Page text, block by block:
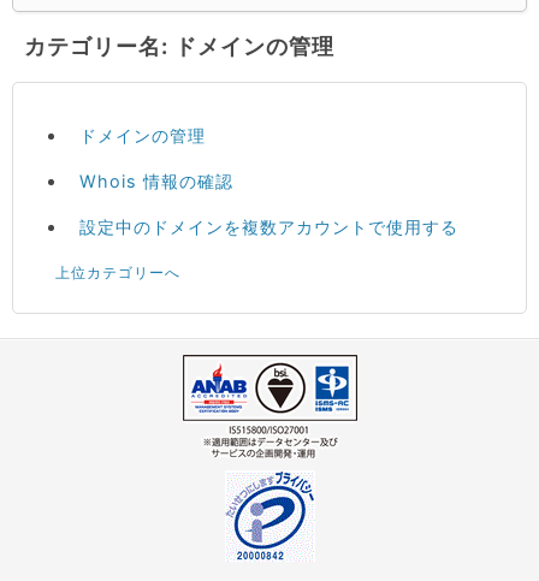
カテゴリー名: ドメインの管理
ドメインの管理
Whois 情報の確認
設定中のドメインを複数アカウントで使用する
上位カテゴリーへ